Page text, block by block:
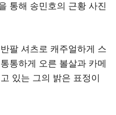
통해 송민호의 근황 사진
팔 셔츠로 캐주얼하게 스
통하게 오른 볼살과 카메
있는 그의 밝은 표정이